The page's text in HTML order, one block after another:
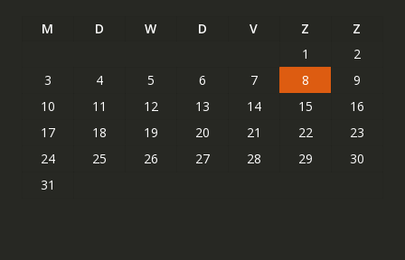
M D W D V Z
Z
1
2
3
4 5 6 7 8
9
10
11 12 13 14 15
16
17
18 19 20 21 22
23
24
25 26 27 28 29
30
31